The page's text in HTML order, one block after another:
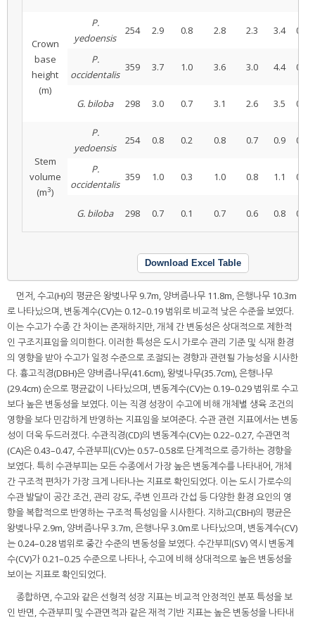
Crown
base
height
(m)
P.
yedoensis
254 2.9 0.8 2.8 2.3 3.4 0.28
P.
occidentalis
359 3.7 1.0 3.6 3.0 4.4 0.26
G. biloba 298 3.0 0.7 3.1 2.6 3.5 0.24
Stem
volume
(m3)
P.
yedoensis
254 0.8 0.2 0.8 0.7 0.9 0.24
P.
occidentalis
359 1.0 0.3 1.0 0.8 1.1 0.25
G. biloba 298 0.7 0.1 0.7 0.6 0.8 0.21
Download Excel Table
먼저, 수고(H)의 평균은 왕벚나무 9.7m, 양버즘나무 11.8m, 은행나무 10.3m
로 나타났으며, 변동계수(CV)는 0.12–0.19 범위로 비교적 낮은 수준을 보였다.
이는 수고가 수종 간 차이는 존재하지만, 개체 간 변동성은 상대적으로 제한적
인 구조지표임을 의미한다. 이러한 특성은 도시 가로수 관리 기준 및 식재 환경
의 영향을 받아 수고가 일정 수준으로 조절되는 경향과 관련될 가능성을 시사한
다. 흉고직경(DBH)은 양버즘나무(41.6cm), 왕벚나무(35.7cm), 은행나무
(29.4cm) 순으로 평균값이 나타났으며, 변동계수(CV)는 0.19–0.29 범위로 수고
보다 높은 변동성을 보였다. 이는 직경 성장이 수고에 비해 개체별 생육 조건의
영향을 보다 민감하게 반영하는 지표임을 보여준다. 수관 관련 지표에서는 변동
성이 더욱 두드러졌다. 수관직경(CD)의 변동계수(CV)는 0.22–0.27, 수관면적
(CA)은 0.43–0.47, 수관부피(CV)는 0.57–0.58로 단계적으로 증가하는 경향을
보였다. 특히 수관부피는 모든 수종에서 가장 높은 변동계수를 나타내어, 개체
간 구조적 편차가 가장 크게 나타나는 지표로 확인되었다. 이는 도시 가로수의
수관 발달이 공간 조건, 관리 강도, 주변 인프라 간섭 등 다양한 환경 요인의 영
향을 복합적으로 반영하는 구조적 특성임을 시사한다. 지하고(CBH)의 평균은
왕벚나무 2.9m, 양버즘나무 3.7m, 은행나무 3.0m로 나타났으며, 변동계수(CV)
는 0.24–0.28 범위로 중간 수준의 변동성을 보였다. 수간부피(SV) 역시 변동계
수(CV)가 0.21–0.25 수준으로 나타나, 수고에 비해 상대적으로 높은 변동성을
보이는 지표로 확인되었다.
종합하면, 수고와 같은 선형적 성장 지표는 비교적 안정적인 분포 특성을 보
인 반면, 수관부피 및 수관면적과 같은 재적 기반 지표는 높은 변동성을 나타내